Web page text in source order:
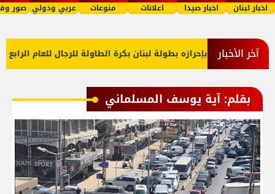
اخبار لبنان اخبار صيدا اعلانات منوعات عربي ودولي صور
آخر الأخبار
صيدا بإحرازه بطولة لبنان بكرة الطاولة للرجال للعام الرابع على
بقلم: آية يوسف المسلماني